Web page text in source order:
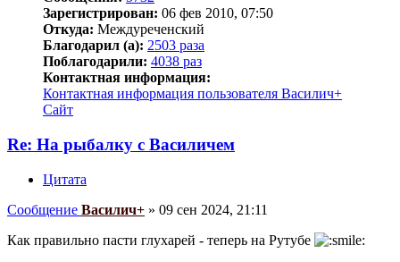
Зарегистрирован: 06 фев 2010, 07:50
Откуда: Междуреченский
Благодарил (а): 2503 раза
Поблагодарили: 4038 раз
Контактная информация:
Контактная информация пользователя Василич+
Сайт
Re: На рыбалку с Василичем
Цитата
Сообщение Василич+ » 09 сен 2024, 21:11
Как правильно пасти глухарей - теперь на Рутубе